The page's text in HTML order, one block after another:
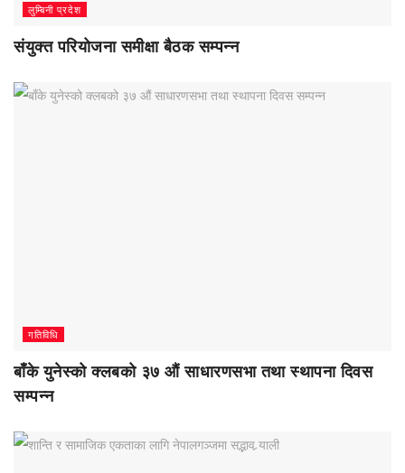
लुम्बिनी प्रदेश
संयुक्त परियोजना समीक्षा बैठक सम्पन्न
गतिविधि
बाँके युनेस्को क्लबको ३७ औं साधारणसभा तथा स्थापना दिवस
सम्पन्न